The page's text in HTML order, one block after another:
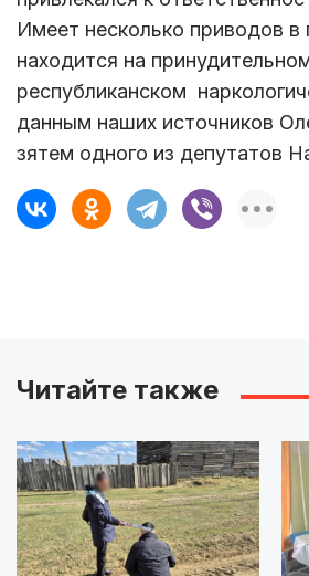
Имеет несколько приводов
находится на
республиканском
данным наших источников
зятем одного из депутатов
Читайте также